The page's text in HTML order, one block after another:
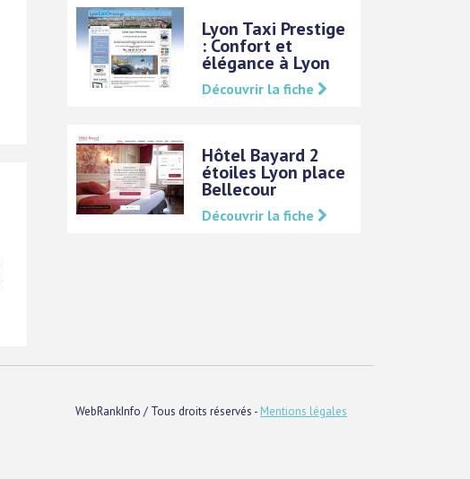
Lyon Taxi Prestige
: Confort et
élégance à Lyon
Découvrir la fiche
Hôtel Bayard 2
étoiles Lyon place
Bellecour
Découvrir la fiche
WebRankInfo / Tous droits réservés - Mentions légales